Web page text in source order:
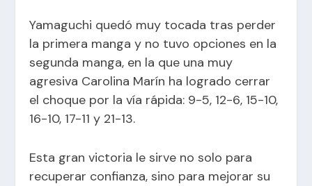
Yamaguchi quedó muy tocada tras perder
la primera manga y no tuvo opciones en la
segunda manga, en la que una muy
agresiva Carolina Marín ha logrado cerrar
el choque por la vía rápida: 9-5, 12-6, 15-10,
16-10, 17-11 y 21-13.
Esta gran victoria le sirve no solo para
recuperar confianza, sino para mejorar su